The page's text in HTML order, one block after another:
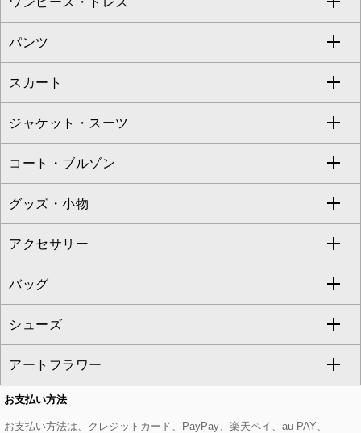
eur3
カットソー・Tシャツ
ブラウス・シャツ
ニット・セーター
カーディガン
アンサンブルセット
ベスト・ジレ
パーカー
タンクトップ・キャミソール
スウェット・ジャージー
その他のトップス
すべてのワンピース・ドレス
ワンピース
ドレス
チュニック
ジャンパースカート
その他のワンピース・ドレス
パンツ
すべてのパンツ
フルレングスパンツ
クロップド・半端丈パンツ
ガウチョ・ワイドパンツ
ハーフ・ショート丈パンツ
サロペット・オールインワン
その他のパンツ
スカート
すべてのスカート
ロング・マキシ丈スカート
ひざ丈スカート
ミモレ丈スカート
ショート・ミニ丈スカート
その他のスカート
ジャケット・スーツ
すべてのジャケット・スーツ
テーラードジャケット
ノーカラージャケット
セットアップ
セットアップジャケット
セットアップパンツ
セットアップスカート
コート・ブルゾン
すべてのコート・ブルゾン
トレンチコート
ピーコート
ダッフルコート
チェスターコート
モッズコート
グッズ・小物
すべてのグッズ・小物
マスク
ストール・マフラー・スヌード
ベルト・サスペンダー
帽子
アクセサリー
すべてのアクセサリー
ネックレス
ピアス・イヤリング
ブレスレット・バングル
バッグ
すべてのバッグ
トートバッグ
ショルダーバッグ
シューズ
すべてのシューズ
パンプス
アートフラワー
すべてのアートフラワー
お支払い方法
お支払い方法は、クレジットカード、PayPay、楽天ペイ、au PAY、